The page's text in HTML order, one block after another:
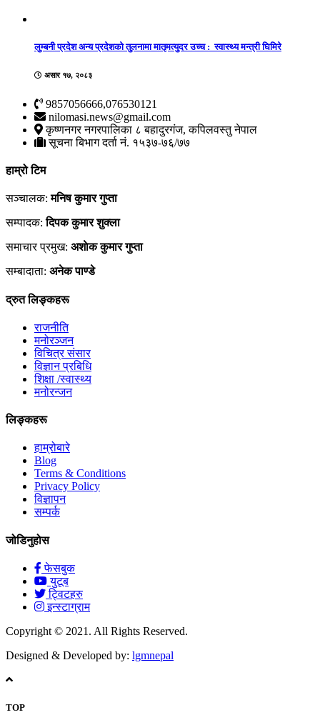
लुम्बनी प्रदेश अन्य प्रदेशको तुलनामा मातृमत्युदर उच्च : स्वास्थ्य मन्त्री घिमिरे
असार १७, २०८३
9857056666,076530121
nilomasi.news@gmail.com
कृष्णनगर नगरपालिका ८ बहादुरगंज, कपिलवस्तु नेपाल
सूचना बिभाग दर्ता नं. १५३७-७६/७७
हाम्रो टिम
सञ्चालक:मनिष कुमार गुप्ता
सम्पादक:दिपक कुमार शुक्ला
समाचार प्रमुख: अशाेक कुमार गुप्ता
सम्बादाता: अनेक पाण्डे
द्रुत लिङ्कहरू
राजनीति
मनोरञ्जन
विचित्र संसार
विज्ञान प्रबिधि
शिक्षा /स्वास्थ्य
मनोरन्जन
लिङ्कहरू
हाम्रोबारे
Blog
Terms & Conditions
Privacy Policy
विज्ञापन
सम्पर्क
जोडिनुहोस
फेसबुक
युटूब
ट्विटहरु
इन्स्टाग्राम
Copyright © 2021. All Rights Reserved.
Designed & Developed by: lgmnepal
TOP